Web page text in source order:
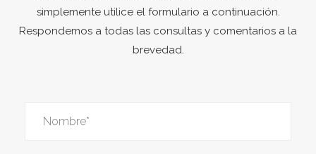
simplemente utilice el formulario a continuación.
Respondemos a todas las consultas y comentarios a la
brevedad.